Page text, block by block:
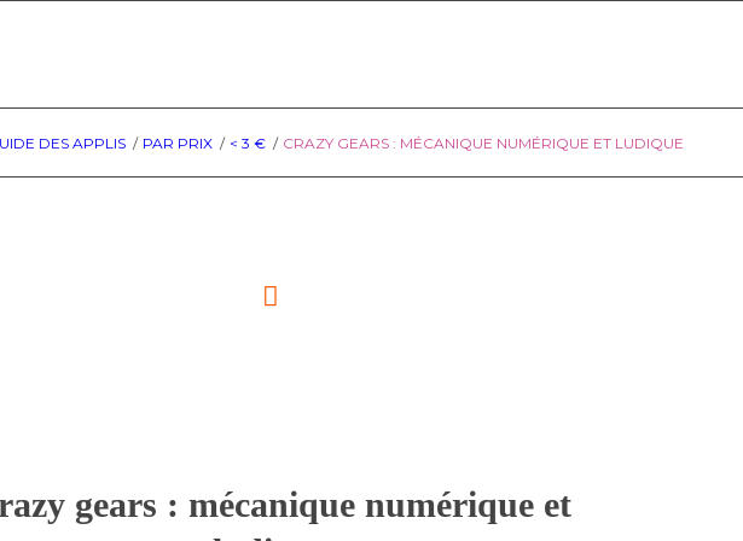
DES APPLIS / PAR PRIX / < 3 € / CRAZY GEARS : MÉCANIQUE NUMÉRIQUE ET LUDIQUE
gears : mécanique numérique et